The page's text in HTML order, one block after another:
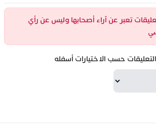
تعبر عن آراء أصحابها وليس عن رأي
حسب الاختيارات أسفله